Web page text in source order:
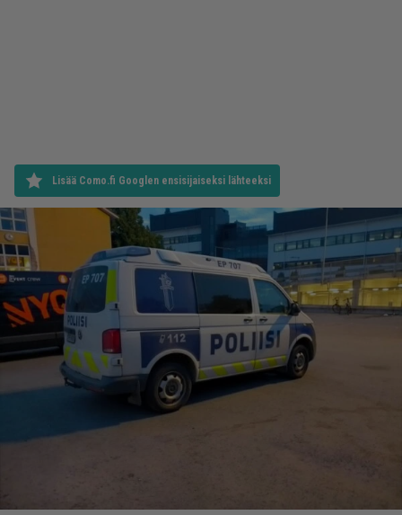
Lisää Como.fi Googlen ensisijaiseksi lähteeksi